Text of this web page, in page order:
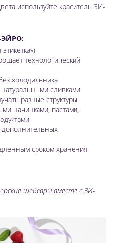
используйте краситель ЗИ-
ЭЙРО:
технологический
холодильника
сливками
разные структуры
начинками, пастами,
дополнительных
сроком хранения
шедевры вместе с ЗИ-